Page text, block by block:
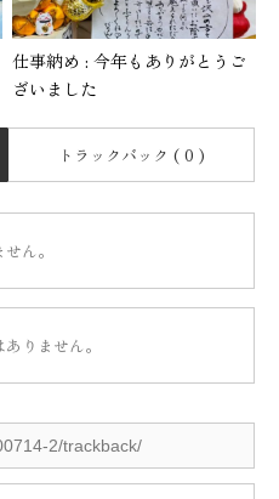
仕事納め : 今年もありがとうご
ざいました
トラックバック ( 0 )
ん。
りません。